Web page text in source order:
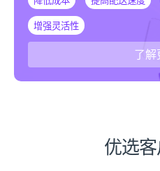
增强灵活性
了解
优选客